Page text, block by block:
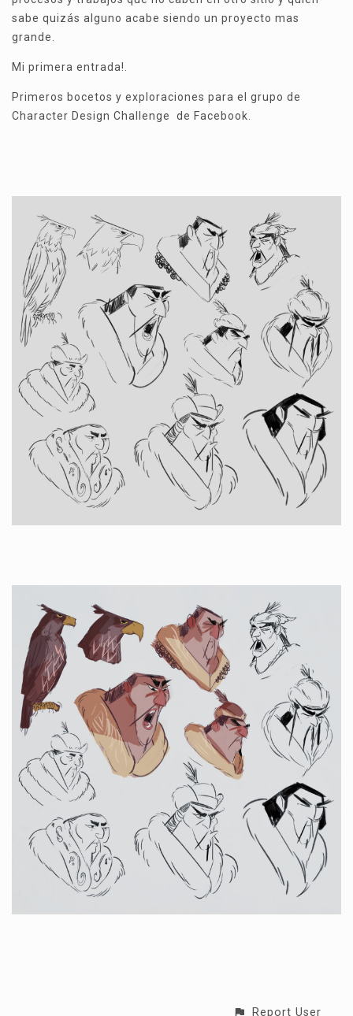
sabe quizás alguno acabe siendo un proyecto mas
grande.
Mi primera entrada!.
Primeros bocetos y exploraciones para el grupo de
Character Design Challenge de Facebook.
Report User